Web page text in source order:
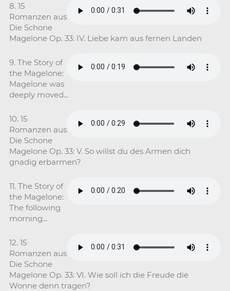
8. 15
Romanzen aus
Die Schone
Magelone Op. 33: IV. Liebe kam aus fernen Landen
9. The Story of
the Magelone:
Magelone was
deeply moved...
10. 15
Romanzen aus
Die Schone
Magelone Op. 33: V. So willst du des Armen dich
gnadig erbarmen?
11. The Story of
the Magelone:
The following
morning...
12. 15
Romanzen aus
Die Schone
Magelone Op. 33: VI. Wie soll ich die Freude die
Wonne denn tragen?